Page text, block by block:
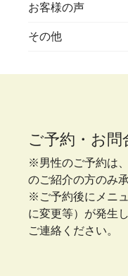
お客様の声
その他
ご予約・お問
※男性のご予約は
のご紹介の方のみ
※ご予約後にメニ
に変更等）が発生
ご連絡ください。